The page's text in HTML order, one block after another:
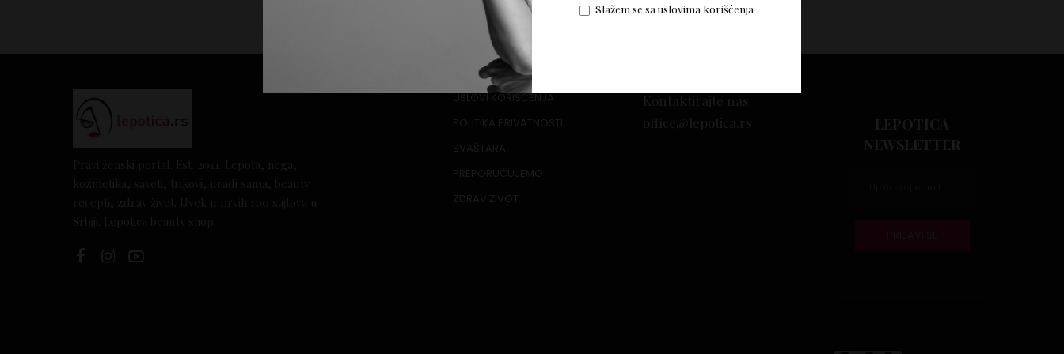
Slažem se sa uslovima korišćenja
USLOVI KORIŠĆENJA
POLITIKA PRIVATNOSTI
SVAŠTARA
PREPORUČUJEMO
ZDRAV ŽIVOT
Kontaktirajte nas
office@lepotica.rs
LEPOTICA
NEWSLETTER